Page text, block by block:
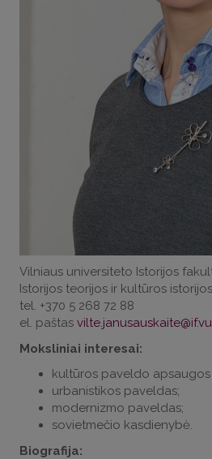
Vilniaus universiteto Istorijos
Istorijos teorijos ir kultūros
tel. +370 5 268 72 88
el. paštas
Moksliniai interesai:
kultūros paveldo apsaugos
urbanistikos paveldas;
modernizmo paveldas;
sovietmečio kasdienybė.
Biografija: